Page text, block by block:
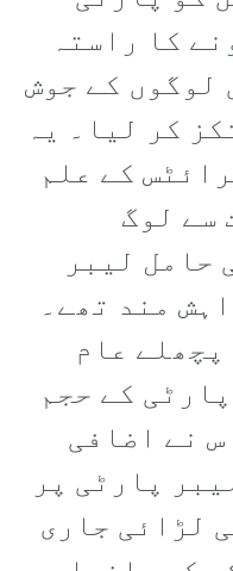
کا راستہ
لوگوں کے جوش
کر لیا۔ یہ
کے علم
سے لوگ
حامل لیبر
مند تھے۔
عام
کے حجم
نے اضافی
پارٹی پر
لڑائی جاری